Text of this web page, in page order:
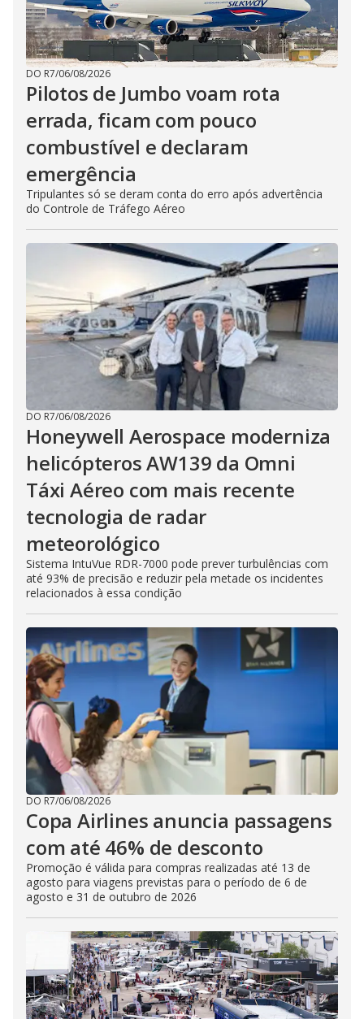
DO R7/06/08/2026
Pilotos de Jumbo voam rota
errada, ficam com pouco
combustível e declaram
emergência
Tripulantes só se deram conta do erro após advertência
do Controle de Tráfego Aéreo
DO R7/06/08/2026
Honeywell Aerospace moderniza
helicópteros AW139 da Omni
Táxi Aéreo com mais recente
tecnologia de radar
meteorológico
Sistema IntuVue RDR-7000 pode prever turbulências com
até 93% de precisão e reduzir pela metade os incidentes
relacionados à essa condição
DO R7/06/08/2026
Copa Airlines anuncia passagens
com até 46% de desconto
Promoção é válida para compras realizadas até 13 de
agosto para viagens previstas para o período de 6 de
agosto e 31 de outubro de 2026